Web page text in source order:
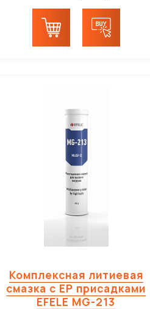
Комплексная литиевая
смазка с EP присадками
EFELE MG-213